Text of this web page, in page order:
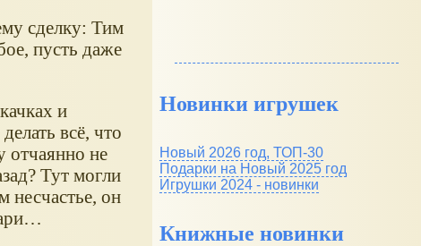
сделку: Тим
пусть даже
и
всё, что
отчаянно не
Тут могли
несчастье, он
Новинки игрушек
Новый 2026 год, ТОП-30
Подарки на Новый 2025 год
Игрушки 2024 - новинки
Книжные новинки